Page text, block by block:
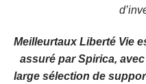
Meilleurtaux Liberté Vie
assuré par Spirica,
large sélection de